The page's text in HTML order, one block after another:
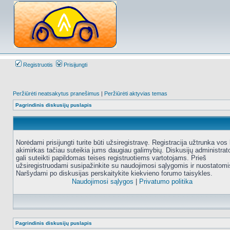
Registruotis Prisijungti
Peržiūrėti neatsakytus pranešimus | Peržiūrėti aktyvias temas
Pagrindinis diskusijų puslapis
Norėdami prisijungti turite būti užsiregistravę. Registracija užtrunka vos
akimirkas tačiau suteikia jums daugiau galimybių. Diskusijų
gali suteikti papildomas teises registruotiems vartotojams. Prieš
užsiregistruodami susipažinkite su naudojimosi sąlygomis ir
Naršydami po diskusijas perskaitykite kiekvieno forumo taisykles.
Naudojimosi sąlygos
Privatumo politika
Pagrindinis diskusijų puslapis